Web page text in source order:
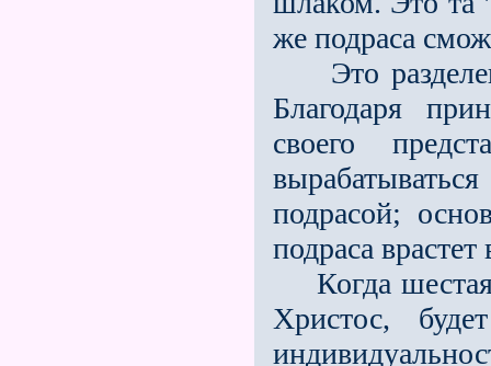
же подраса
Это
Благодаря
своего
подрасой;
подраса
Когда шестая
Христос,